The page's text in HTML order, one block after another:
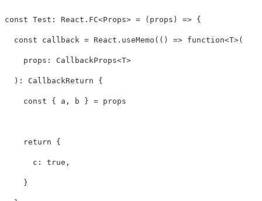
const Test : React . FC<Props> = ( props ) => {
const callback = React . useMemo (() => function<T>(
    props: CallbackProps
<T>
  ): CallbackReturn
{
const { a , b } = props
return {
c : true ,
}